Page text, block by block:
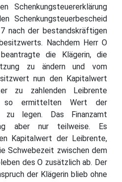
Schenkungsteuererklärung
Schenkungsteuerbescheid
nach der bestandskräftigen
Nachdem Herr O
die Klägerin, die
zu ändern und vom
nun den Kapitalwert
zu zahlenden Leibrente
so ermittelten Wert der
zu legen. Das Finanzamt
aber nur teilweise. Es
Kapitalwert der Leibrente,
Schwebezeit zwischen dem
des O zusätzlich ab. Der
der Klägerin blieb ohne